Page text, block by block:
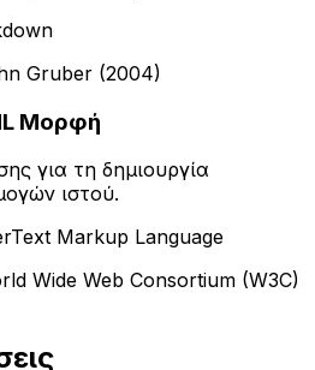
Gruber (2004)
Μορφή
για τη δημιουργία
ιστού.
Markup Language
Wide Web Consortium (W3C)